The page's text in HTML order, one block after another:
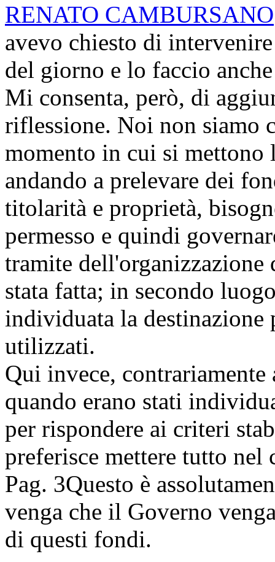
RENATO CAMBURSANO
avevo chiesto di
del giorno e lo faccio
Mi consenta, però, di
riflessione. Noi non siamo
momento in cui si mettono
andando a prelevare dei
titolarità e proprietà,
permesso e quindi
tramite dell'organizzazione
stata fatta; in secondo
individuata la destinazione
utilizzati.
Qui invece,
quando erano stati
per rispondere ai criteri
preferisce mettere tutto nel
Pag. 3Questo è
venga che il Governo
di questi fondi.